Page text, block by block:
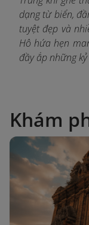
dạng từ biển,
tuyệt đẹp và
Hô hứa hẹn
đầy ắp những
Khám